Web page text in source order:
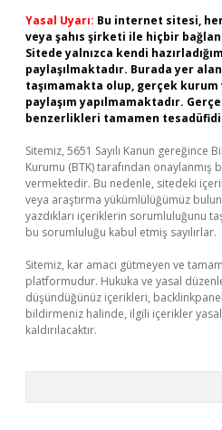
Yasal Uyarı: Bu internet sitesi,
veya şahıs şirketi ile hiçbir
Sitede yalnızca kendi
paylaşılmaktadır. Burada yer
taşımamakta olup, gerçek kurum
paylaşım yapılmamaktadır.
benzerlikleri tamamen
Sitemiz, 5651 Sayılı Kanun gereğince
Kurumu (BTK) tarafından onaylanmış
vermektedir. Bu nedenle, sitedeki
veya araştırma yükümlülüğümüz
yazdıkları içeriklerin sorumluluğunu
bu sorumluluğu kabul etmiş sayılırlar.
Sitemiz, kar amacı gütmeyen ve
platformudur. Hukuka ve yasal
düşündüğünüz içerikleri,
bildirmeniz halinde, ilgili içerikler
kaldırılacaktır.